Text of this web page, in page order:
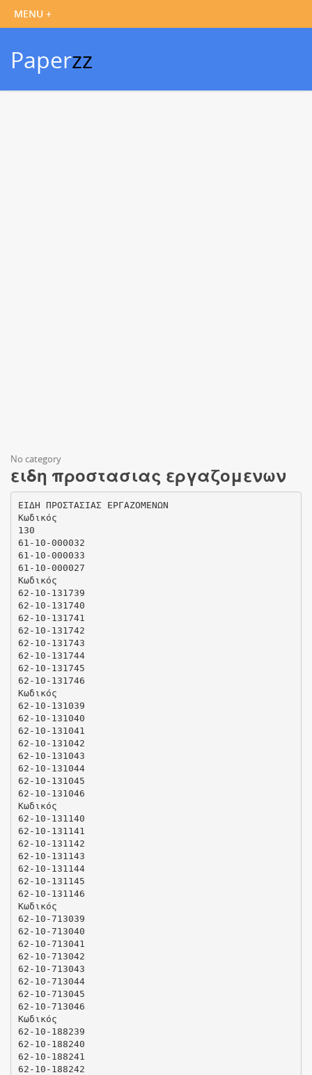
Paperzz
No category
ειδη προστασιας εργαζομενων
ΕΙΔΗ ΠΡΟΣΤΑΣΙΑΣ ΕΡΓΑΖΟΜΕΝΩΝ
Κωδικός
130
61-10-000032
61-10-000033
61-10-000027
Κωδικός
62-10-131739
62-10-131740
62-10-131741
62-10-131742
62-10-131743
62-10-131744
62-10-131745
62-10-131746
Κωδικός
62-10-131039
62-10-131040
62-10-131041
62-10-131042
62-10-131043
62-10-131044
62-10-131045
62-10-131046
Κωδικός
62-10-131140
62-10-131141
62-10-131142
62-10-131143
62-10-131144
62-10-131145
62-10-131146
Κωδικός
62-10-713039
62-10-713040
62-10-713041
62-10-713042
62-10-713043
62-10-713044
62-10-713045
62-10-713046
Κωδικός
62-10-188239
62-10-188240
62-10-188241
62-10-188242